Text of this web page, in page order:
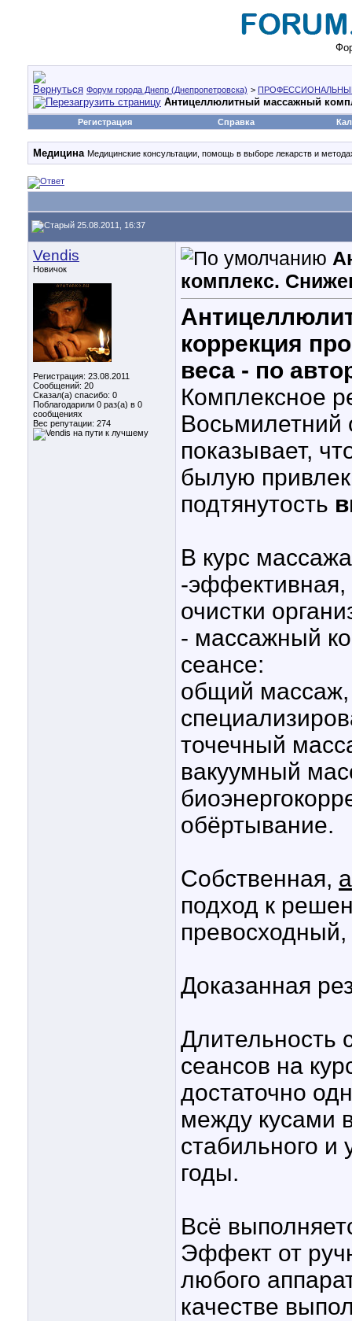
Форум города Днепр (Днепропетровска) >
Антицеллюлитный массажный
Регистрация Справка
Медицина Медицинские консультации, помощь в выборе лекарств и
25.08.2011, 16:37
Vendis
Новичок
Регистрация: 23.08.2011
Сообщений: 20
Сказал(а) спасибо: 0
Поблагодарили 0 раз(а) в 0
сообщениях
Вес репутации: 274
комплекс.
коррекция
веса - по
Комплексное
Восьмилетний
показывает,
былую
подтянутость
В курс
-эффективная,
очистки
- массажный
сеансе:
общий массаж,
точечный
вакуумный
обёртывание.
Собственная,
подход к
превосходный,
Доказанная
Длительность
сеансов на
достаточно
между кусами
стабильного и
годы.
Всё
Эффект от
любого
качестве